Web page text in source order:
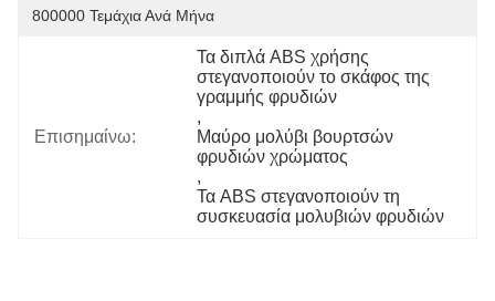
800000 Τεμάχια Ανά Μήνα
Επισημαίνω:
Τα διπλά ABS χρήσης
στεγανοποιούν το σκάφος της
γραμμής φρυδιών
,
Μαύρο μολύβι βουρτσών
φρυδιών χρώματος
,
Τα ABS στεγανοποιούν τη
συσκευασία μολυβιών φρυδιών